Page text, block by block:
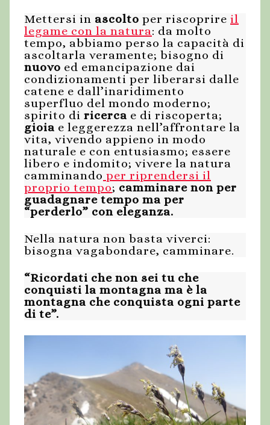
Mettersi in ascolto per riscoprire il
legame con la natura: da molto
tempo, abbiamo perso la capacità di
ascoltarla veramente; bisogno di
nuovo ed emancipazione dai
condizionamenti per liberarsi dalle
catene e dall’inaridimento
superfluo del mondo moderno;
spirito di ricerca e di riscoperta;
gioia e leggerezza nell’affrontare la
vita, vivendo appieno in modo
naturale e con entusiasmo; essere
libero e indomito; vivere la natura
camminando per riprendersi il
proprio tempo; camminare non per
guadagnare tempo ma per
“perderlo” con eleganza.
Nella natura non basta viverci:
bisogna vagabondare, camminare.
“Ricordati che non sei tu che
conquisti la montagna ma è la
montagna che conquista ogni parte
di te”.